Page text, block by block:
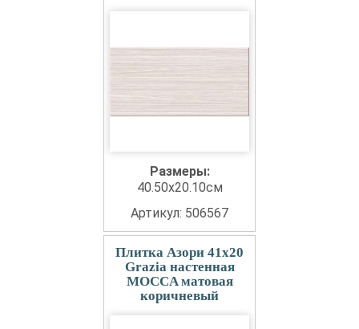
Размеры:
40.50x20.10см
Артикул: 506567
Плитка Азори 41x20
Grazia настенная
MOCCA матовая
коричневый